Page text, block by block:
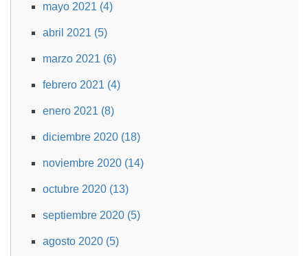
mayo 2021 (4)
abril 2021 (5)
marzo 2021 (6)
febrero 2021 (4)
enero 2021 (8)
diciembre 2020 (18)
noviembre 2020 (14)
octubre 2020 (13)
septiembre 2020 (5)
agosto 2020 (5)